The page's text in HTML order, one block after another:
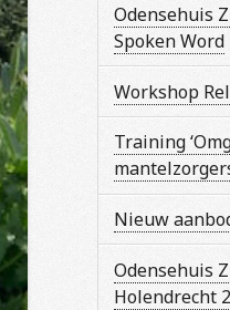
Odensehuis
Spoken Word
Workshop
Training
Nieuw
Odensehuis
Holendrecht